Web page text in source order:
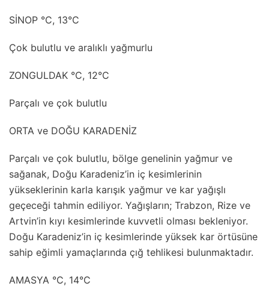
SİNOP °C, 13°C
Çok bulutlu ve aralıklı yağmurlu
ZONGULDAK °C, 12°C
Parçalı ve çok bulutlu
ORTA ve DOĞU KARADENİZ
Parçalı ve çok bulutlu, bölge genelinin yağmur ve
sağanak, Doğu Karadeniz’in iç kesimlerinin
yükseklerinin karla karışık yağmur ve kar yağışlı
geçeceği tahmin ediliyor. Yağışların; Trabzon, Rize ve
Artvin’in kıyı kesimlerinde kuvvetli olması bekleniyor.
Doğu Karadeniz’in iç kesimlerinde yüksek kar örtüsüne
sahip eğimli yamaçlarında çığ tehlikesi bulunmaktadır.
AMASYA °C, 14°C